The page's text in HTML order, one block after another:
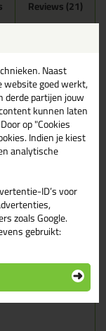
Reviews (21)
sanitairkit
gebruiken voor
veelzijdige kit
bijpassende
Bestel de
nog! Op voorraad
van dit
S100
Naast
website goed werkt,
derde partijen jouw
kunnen laten
op "Cookies
Indien je kiest
analytische
ID’s voor
zoals Google.
gebruikt: